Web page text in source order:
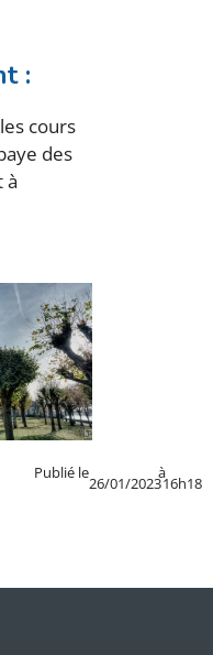
:
cours
des
à
Publié le
26/01/2023
à
16h18